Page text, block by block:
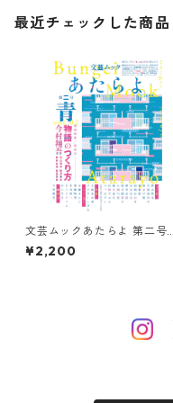
最近チェックした商品
文芸ムックあたらよ 第二号・
特集：青
¥2,200